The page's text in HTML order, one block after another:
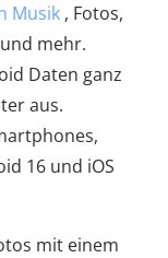
Musik , Fotos,
mehr.
Daten ganz
aus.
16 und iOS
mit einem